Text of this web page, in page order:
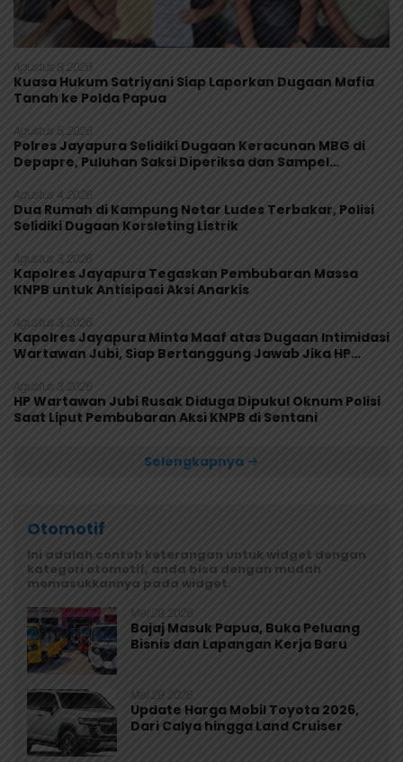
Agustus 8, 2026
Kuasa Hukum Satriyani Siap Laporkan Dugaan Mafia
Tanah ke Polda Papua
Agustus 5, 2026
Polres Jayapura Selidiki Dugaan Keracunan MBG di
Depapre, Puluhan Saksi Diperiksa dan Sampel
Agustus 4, 2026
Dua Rumah di Kampung Netar Ludes Terbakar, Polisi
Selidiki Dugaan Korsleting Listrik
Agustus 3, 2026
Kapolres Jayapura Tegaskan Pembubaran Massa
KNPB untuk Antisipasi Aksi Anarkis
Agustus 3, 2026
Kapolres Jayapura Minta Maaf atas Dugaan Intimidasi
Wartawan Jubi, Siap Bertanggung Jawab Jika HP
Agustus 3, 2026
HP Wartawan Jubi Rusak Diduga Dipukul Oknum Polisi
Saat Liput Pembubaran Aksi KNPB di Sentani
Selengkapnya
Otomotif
Ini adalah contoh keterangan untuk widget dengan
kategori otomotif, anda bisa dengan mudah
memasukkannya pada widget.
Mei 29, 2026
Bajaj Masuk Papua, Buka Peluang
Bisnis dan Lapangan Kerja Baru
Mei 29, 2026
Update Harga Mobil Toyota 2026,
Dari Calya hingga Land Cruiser